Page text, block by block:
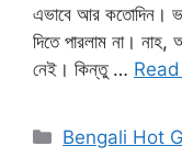
এভাবে আর কতোদিন।
দিতে পারলাম না। নাহ,
নেই। কিন্তু …
Categories
Bengali Hot